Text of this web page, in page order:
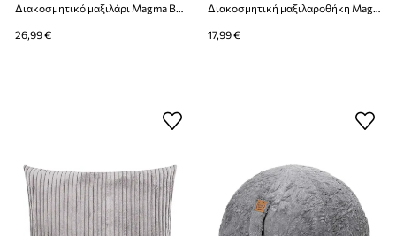
Διακοσμητικό μαξιλάρι Magma Bonny 43 x 43 cm
26,99 €
Διακοσμητική μαξιλαροθήκη Magma Sea Breeze 30 x 50 cm
17,99 €